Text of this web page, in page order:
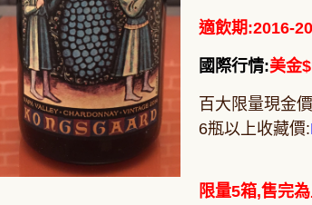
適飲期:2016-
國際行情:美金
百大限量現金
6瓶以上收藏價:
限量5箱,售完